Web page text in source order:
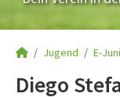
Jugend E-
Diego